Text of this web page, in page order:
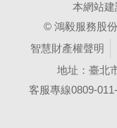
本網站
© 鴻毅服務股
智慧財產權聲明
地址：臺北
客服專線0809-